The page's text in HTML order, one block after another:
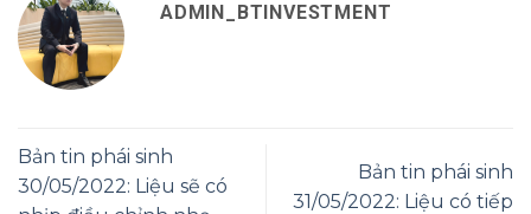
ADMIN_BTINVESTMENT
Bản tin phái sinh
30/05/2022: Liệu sẽ có
Bản tin phái sinh
31/05/2022: Liệu có tiếp